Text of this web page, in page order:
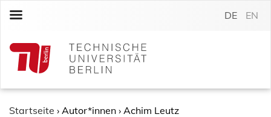
c
DE EN
Startseite › Autor*innen › Achim Leutz